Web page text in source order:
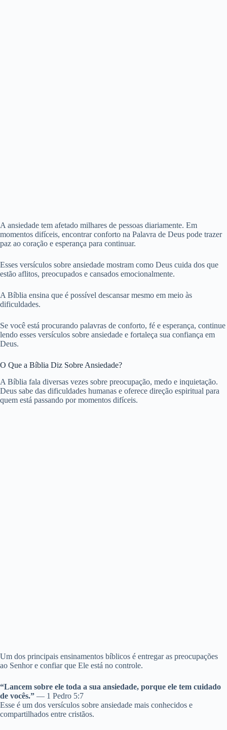
A ansiedade tem afetado milhares de pessoas diariamente. Em
momentos difíceis, encontrar conforto na Palavra de Deus pode trazer
paz ao coração e esperança para continuar.
Esses versículos sobre ansiedade mostram como Deus cuida dos que
estão aflitos, preocupados e cansados emocionalmente.
A Bíblia ensina que é possível descansar mesmo em meio às
dificuldades.
Se você está procurando palavras de conforto, fé e esperança, continue
lendo esses versículos sobre ansiedade e fortaleça sua confiança em
Deus.
O Que a Bíblia Diz Sobre Ansiedade?
A Bíblia fala diversas vezes sobre preocupação, medo e inquietação.
Deus sabe das dificuldades humanas e oferece direção espiritual para
quem está passando por momentos difíceis.
Um dos principais ensinamentos bíblicos é entregar as preocupações
ao Senhor e confiar que Ele está no controle.
“Lancem sobre ele toda a sua ansiedade, porque ele tem cuidado
de vocês.” — 1 Pedro 5:7
Esse é um dos versículos sobre ansiedade mais conhecidos e
compartilhados entre cristãos.